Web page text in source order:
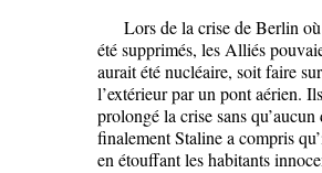
Lors de la crise de Berlin où
été supprimés, les Alliés
aurait été nucléaire, soit faire
l’extérieur par un pont aérien.
prolongé la crise sans
finalement Staline a compris
en étouffant les habitants